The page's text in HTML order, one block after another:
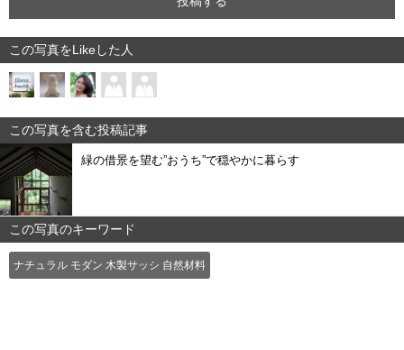
この写真をLikeした人
この写真を含む投稿記事
緑の借景を望む”おうち”で穏やかに暮らす
この写真のキーワード
ナチュラル モダン 木製サッシ 自然材料